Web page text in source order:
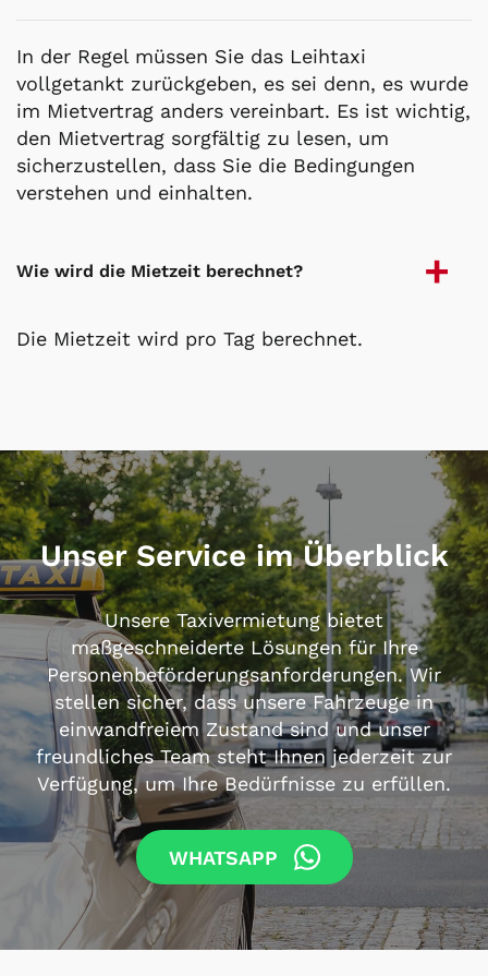
In der Regel müssen Sie das Leihtaxi
vollgetankt zurückgeben, es sei denn, es wurde
im Mietvertrag anders vereinbart. Es ist wichtig,
den Mietvertrag sorgfältig zu lesen, um
sicherzustellen, dass Sie die Bedingungen
verstehen und einhalten.
Wie wird die Mietzeit berechnet?
Die Mietzeit wird pro Tag berechnet.
Unser Service im Überblick
Unsere Taxivermietung bietet
maßgeschneiderte Lösungen für Ihre
Personenbeförderungsanforderungen. Wir
stellen sicher, dass unsere Fahrzeuge in
einwandfreiem Zustand sind und unser
freundliches Team steht Ihnen jederzeit zur
Verfügung, um Ihre Bedürfnisse zu erfüllen.
WHATSAPP